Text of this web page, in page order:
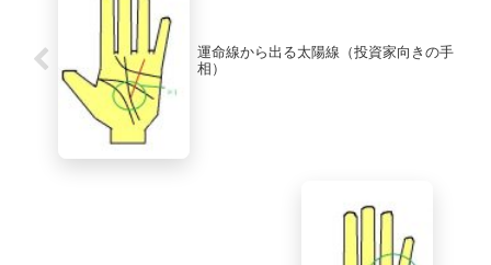
運命線から出る太陽線（投資家向きの手
相）